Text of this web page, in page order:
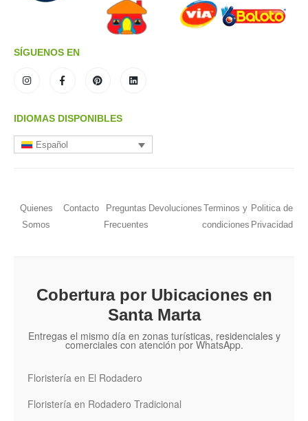
SÍGUENOS EN
IDIOMAS DISPONIBLES
Español
Quienes
Somos
Contacto
Preguntas
Frecuentes
Devoluciones Terminos y
condiciones
Politica de
Privacidad
Cobertura por Ubicaciones en
Santa Marta
Entregas el mismo día en zonas turísticas, residenciales y
comerciales con atención por WhatsApp.
Floristería en El Rodadero
Floristería en Rodadero Tradicional